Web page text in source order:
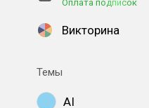
Оплата подписок
Викторина
Темы
AI